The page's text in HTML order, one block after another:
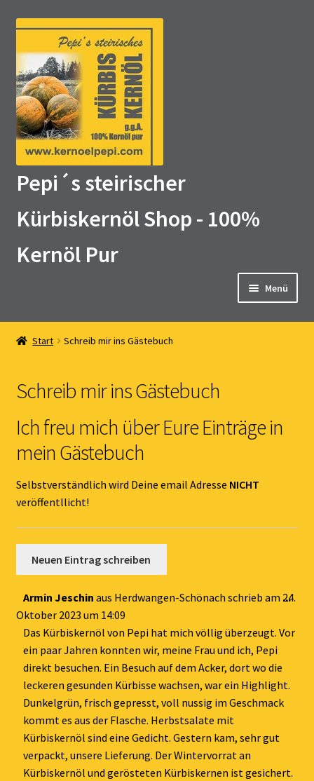
Zur
Navigation
springen
Zum
springen
Pepi´s steirischer
Kürbiskernöl Shop - 100%
Kernöl Pur
Menü
Home
Kernöl Pepi
Übers Kernöl
Kontakt
Gästebuch
Start Schreib mir ins Gästebuch
Schreib mir ins Gästebuch
Ich freu mich über Eure Einträge in
mein Gästebuch
Selbstverständlich wird Deine email Adresse NICHT
veröffentllicht!
Armin Jeschin aus Herdwangen-Schönach schrieb am 24.
Oktober 2023 um 14:09
Das Kürbiskernöl von Pepi hat mich völlig überzeugt. Vor
ein paar Jahren konnten wir, meine Frau und ich, Pepi
direkt besuchen. Ein Besuch auf dem Acker, dort wo die
leckeren gesunden Kürbisse wachsen, war ein Highlight.
Dunkelgrün, frisch gepresst, voll nussig im Geschmack
kommt es aus der Flasche. Herbstsalate mit
Kürbiskernöl sind eine Gedicht. Gestern kam, sehr gut
verpackt, unsere Lieferung. Der Wintervorrat an
Kürbiskernöl und gerösteten Kürbiskernen ist gesichert.
...